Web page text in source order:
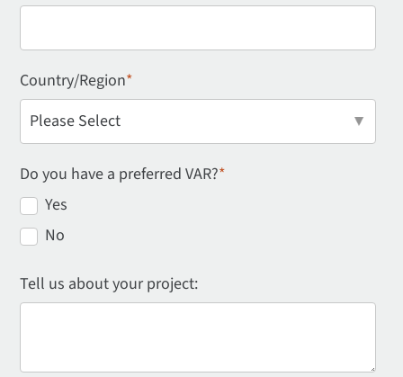
Country/Region*
Do you have a preferred VAR?*
Yes
No
Tell us about your project: